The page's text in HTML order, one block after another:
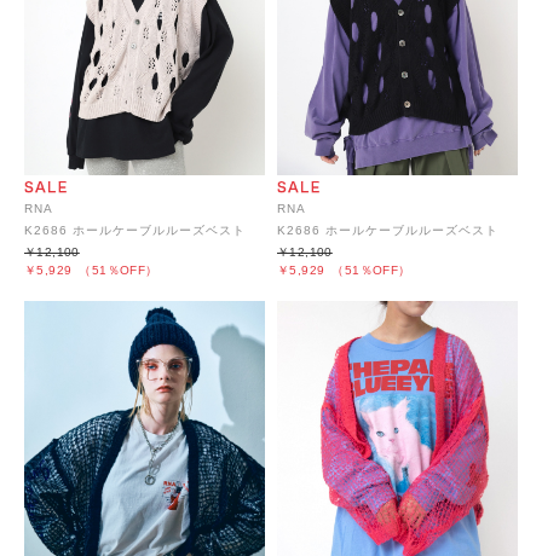
RNA
K2686 ホールケーブルルーズベスト
￥5,929 （51％OFF）
￥12,100
RNA
K2686 ホールケーブルルーズベスト
￥5,929 （51％OFF）
￥12,100